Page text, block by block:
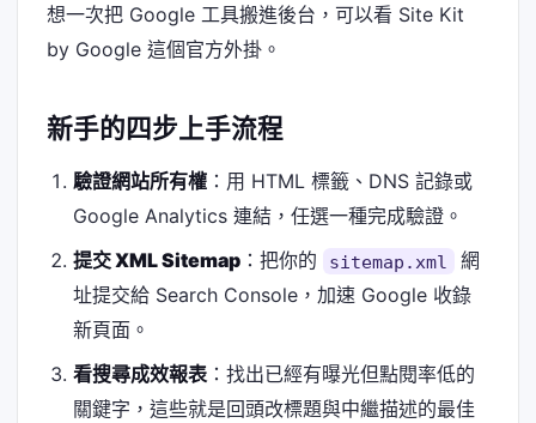
想一次把 Google 工具搬進後台，可以看 Site Kit
by Google 這個官方外掛。
新手的四步上手流程
驗證網站所有權：用 HTML 標籤、DNS 記錄或
Google Analytics 連結，任選一種完成驗證。
提交 XML Sitemap：把你的 sitemap.xml
網
址提交給 Search Console，加速 Google 收錄
新頁面。
看搜尋成效報表：找出已經有曝光但點閱率低的
關鍵字，這些就是回頭改標題與中繼描述的最佳